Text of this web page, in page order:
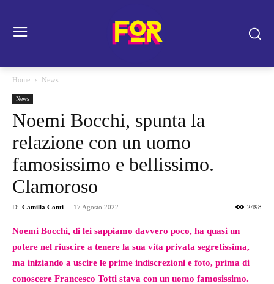
Home News
News
Noemi Bocchi, spunta la
relazione con un uomo
famosissimo e bellissimo.
Clamoroso
Di Camilla Conti - 17 Agosto 2022 2498
Noemi Bocchi, di lei sappiamo davvero poco, ha quasi un
potere nel riuscire a tenere la sua vita privata segretissima,
ma iniziando a uscire le prime indiscrezioni e foto, prima di
conoscere Francesco Totti stava con un uomo famosissimo.